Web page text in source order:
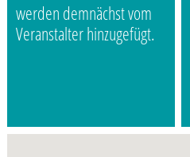
werden demnächst vom
Veranstalter hinzugefügt.